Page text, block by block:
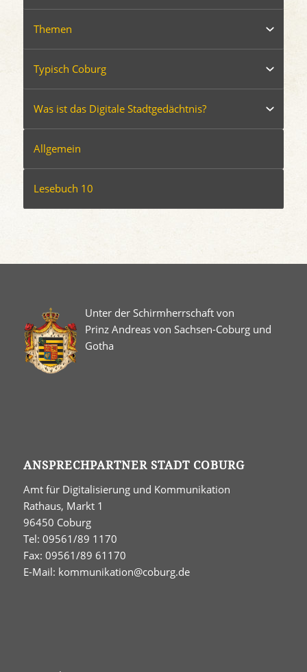
Themen
Typisch Coburg
Was ist das Digitale Stadtgedächtnis?
Allgemein
Lesebuch 10
Unter der Schirmherrschaft von
Prinz Andreas von Sachsen-Coburg und
Gotha
ANSPRECHPARTNER STADT COBURG
Amt für Digitalisierung und Kommunikation
Rathaus, Markt 1
96450 Coburg
Tel: 09561/89 1170
Fax: 09561/89 61170
E-Mail: kommunikation@coburg.de